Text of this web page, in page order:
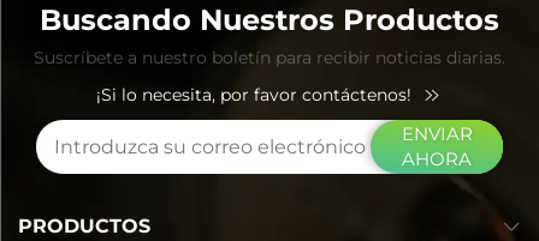
Buscando Nuestros Productos
Suscríbete a nuestro boletín para recibir noticias diarias.
¡Si lo necesita, por favor contáctenos!
ENVIAR
AHORA
PRODUCTOS